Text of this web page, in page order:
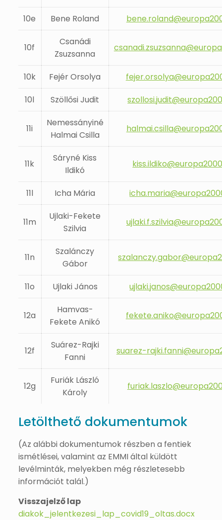
10e Bene Roland
10f
Csanádi
Zsuzsanna
10k Fejér Orsolya
10l
Szöllősi Judit
11i
Nemessányiné
Halmai Csilla
11k
Sáryné Kiss
Ildikó
11l Icha Mária
11m
Ujlaki-Fekete
Szilvia
11n
Szalánczy
Gábor
11o Ujlaki János
12a
Hamvas-
Fekete Anikó
12f
Suárez-Rajki
Fanni
suarez-
12g
Furiák László
Károly
Letölthető dokumentumok
(Az alábbi dokumentumok részben a fentiek
ismétlései, valamint az EMMI által küldött
levélminták, melyekben még részletesebb
információt talál.)
Visszajelző lap
diakok_jelentkezesi_lap_covid19_oltas.docx